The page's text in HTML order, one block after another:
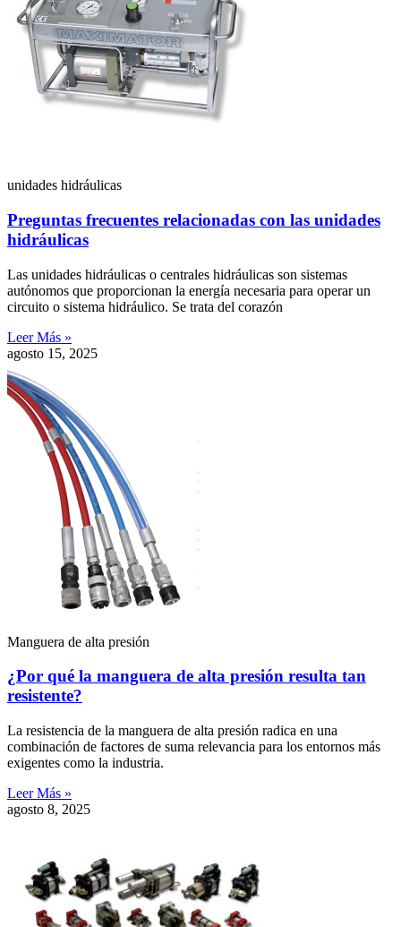
unidades hidráulicas
Preguntas frecuentes relacionadas con las unidades
hidráulicas
Las unidades hidráulicas o centrales hidráulicas son sistemas
autónomos que proporcionan la energía necesaria para operar un
circuito o sistema hidráulico. Se trata del corazón
Leer Más »
agosto 15, 2025
Manguera de alta presión
¿Por qué la manguera de alta presión resulta tan
resistente?
La resistencia de la manguera de alta presión radica en una
combinación de factores de suma relevancia para los entornos más
exigentes como la industria.
Leer Más »
agosto 8, 2025